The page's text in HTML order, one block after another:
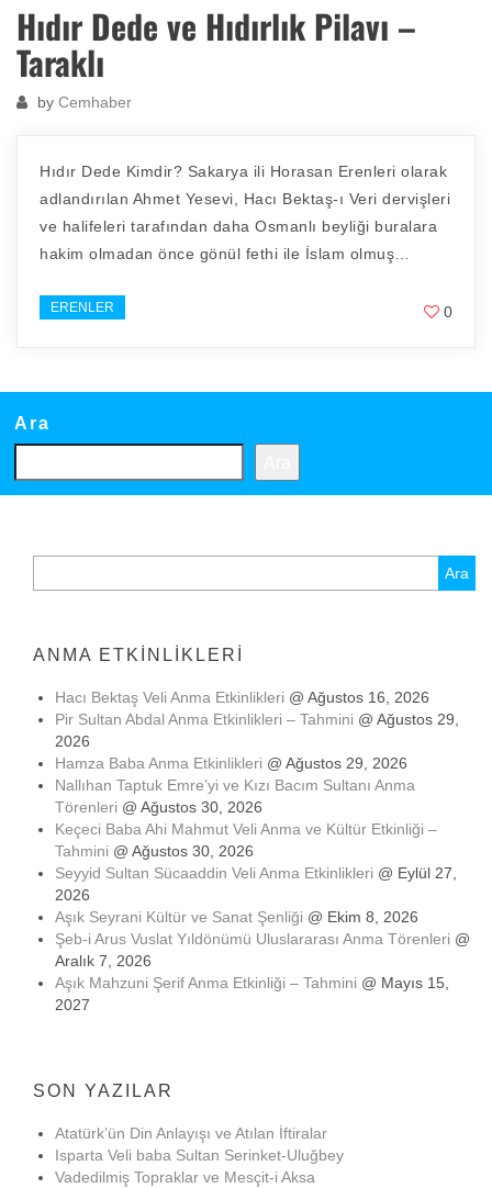
Hıdır Dede ve Hıdırlık Pilavı –
Taraklı
by Cemhaber
Hıdır Dede Kimdir? Sakarya ili Horasan Erenleri olarak
adlandırılan Ahmet Yesevi, Hacı Bektaş-ı Veri dervişleri
ve halifeleri tarafından daha Osmanlı beyliği buralara
hakim olmadan önce gönül fethi ile İslam olmuş…
ERENLER 0
Ara
ANMA ETKINLIKLERI
Hacı Bektaş Veli Anma Etkinlikleri @ Ağustos 16, 2026
Pir Sultan Abdal Anma Etkinlikleri – Tahmini @ Ağustos 29,
2026
Hamza Baba Anma Etkinlikleri @ Ağustos 29, 2026
Nallıhan Taptuk Emre’yi ve Kızı Bacım Sultanı Anma
Törenleri @ Ağustos 30, 2026
Keçeci Baba Ahi Mahmut Veli Anma ve Kültür Etkinliği –
Tahmini @ Ağustos 30, 2026
Seyyid Sultan Sücaaddin Veli Anma Etkinlikleri @ Eylül 27,
2026
Aşık Seyrani Kültür ve Sanat Şenliği @ Ekim 8, 2026
Şeb-i Arus Vuslat Yıldönümü Uluslararası Anma Törenleri @
Aralık 7, 2026
Aşık Mahzuni Şerif Anma Etkinliği – Tahmini @ Mayıs 15,
2027
SON YAZILAR
Atatürk’ün Din Anlayışı ve Atılan İftiralar
Isparta Veli baba Sultan Serinket-Uluğbey
Vadedilmiş Topraklar ve Mesçit-i Aksa